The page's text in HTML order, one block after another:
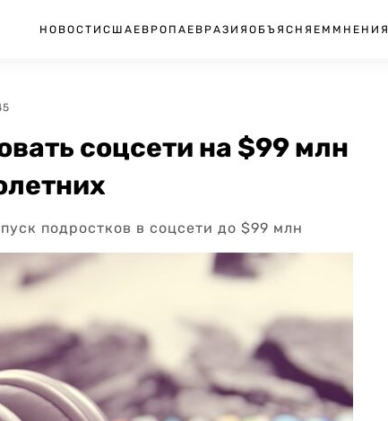
НОВОСТИ США ЕВРОПА ЕВРАЗИЯ ОБЪЯСНЯЕМ МНЕНИЯ
соцсети на $99 млн
подростков в соцсети до $99 млн